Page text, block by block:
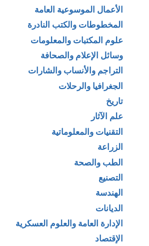
الأعمال الموسوعية العامة
المخطوطات والكتب النادرة
علوم المكتبات والمعلومات
وسائل الإعلام والصحافة
التراجم والأنساب والشارات
الجغرافيا والرحلات
تاريخ
علم الآثار
التقنيات والمعلوماتية
الزراعة
الطب والصحة
التصنيع
الهندسة
الديانات
الإدارة العامة والعلوم العسكرية
الإقتصاد